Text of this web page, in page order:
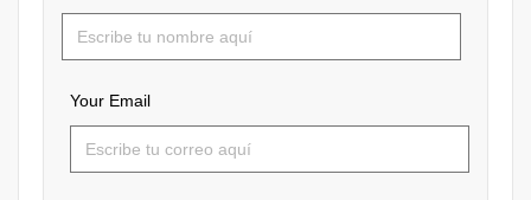
Your Email